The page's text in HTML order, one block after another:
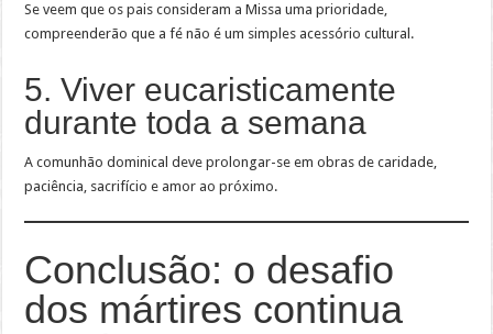
Se veem que os pais consideram a Missa uma prioridade,
compreenderão que a fé não é um simples acessório cultural.
5. Viver eucaristicamente
durante toda a semana
A comunhão dominical deve prolongar-se em obras de caridade,
paciência, sacrifício e amor ao próximo.
Conclusão: o desafio
dos mártires continua